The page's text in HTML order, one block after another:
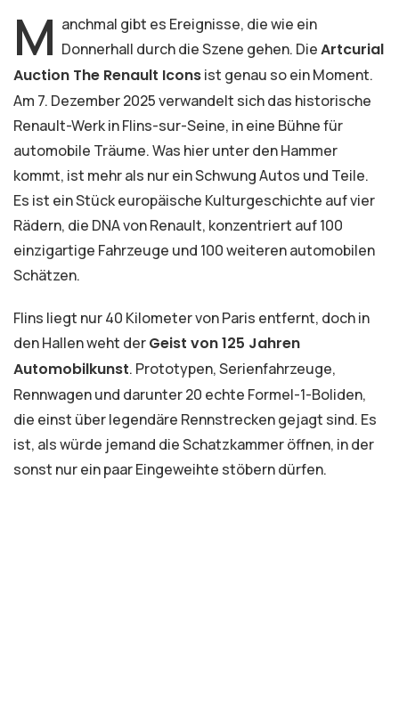
M anchmal gibt es Ereignisse, die wie ein
Donnerhall durch die Szene gehen. DieArtcurial
Auction The Renault Iconsist genau so ein Moment.
Am 7. Dezember 2025 verwandelt sich das historische
Renault-Werk in Flins-sur-Seine, in eine Bühne für
automobile Träume. Was hier unter den Hammer
kommt, ist mehr als nur ein Schwung Autos und Teile.
Es ist ein Stück europäische Kulturgeschichte auf vier
Rädern, die DNA von Renault, konzentriert auf 100
einzigartige Fahrzeuge und 100 weiteren automobilen
Schätzen.
Flins liegt nur 40 Kilometer von Paris entfernt, doch in
den Hallen weht derGeist von 125 Jahren
Automobilkunst. Prototypen, Serienfahrzeuge,
Rennwagen und darunter 20 echte Formel-1-Boliden,
die einst über legendäre Rennstrecken gejagt sind. Es
ist, als würde jemand die Schatzkammer öffnen, in der
sonst nur ein paar Eingeweihte stöbern dürfen.